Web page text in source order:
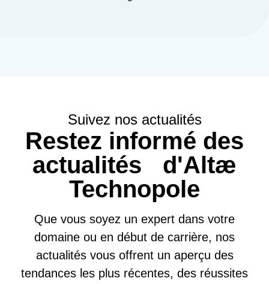
Suivez nos actualités
Restez informé des
actualités d'Altæ
Technopole
Que vous soyez un expert dans votre
domaine ou en début de carrière, nos
actualités vous offrent un aperçu des
tendances les plus récentes, des réussites